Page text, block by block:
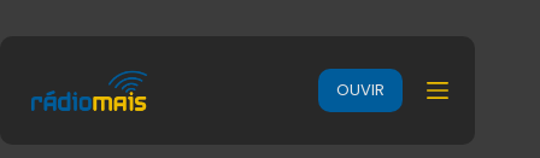
OUVIR